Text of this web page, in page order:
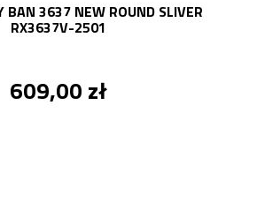
BAN 3637 NEW ROUND SLIVER
RX3637V-2501
609,00 zł